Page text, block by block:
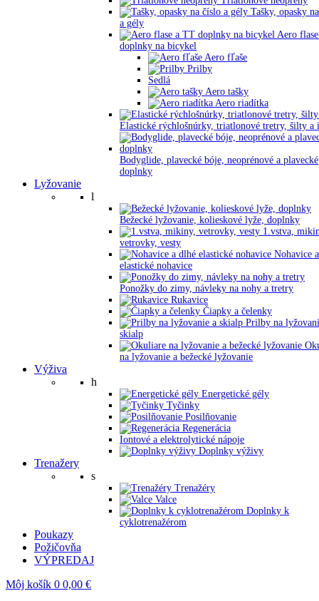
Tašky, opasky
a gély
Aero
doplnky na bicykel
Aero fľaše
Prilby
Sedlá
Aero tašky
Aero riadítka
Elastické rýchlošnúrky, triatlonové tretry, šilty a
Bodyglide, plavecké bóje, neoprénové a plavecké
doplnky
Lyžovanie
l
Bežecké lyžovanie, kolieskové lyže, doplnky
1.vstva,
vetrovky, vesty
Nohavice
elastické nohavice
Ponožky do zimy, návleky na nohy a tretry
Rukavice
Čiapky a čelenky
Prilby na
skialp
na lyžovanie a bežecké lyžovanie
Výživa
h
Energetické gély
Tyčinky
Posilňovanie
Regenerácia
Iontové a elektrolytické nápoje
Doplnky výživy
Trenažery
s
Trenažéry
Valce
Doplnky k
cyklotrenažérom
Poukazy
Požičovňa
VÝPREDAJ
Môj košík 0 0,00 €